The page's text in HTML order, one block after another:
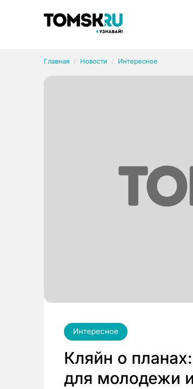
Главная Новости Интересное
Интересное
Кляйн о
для молодежи
Рубрики